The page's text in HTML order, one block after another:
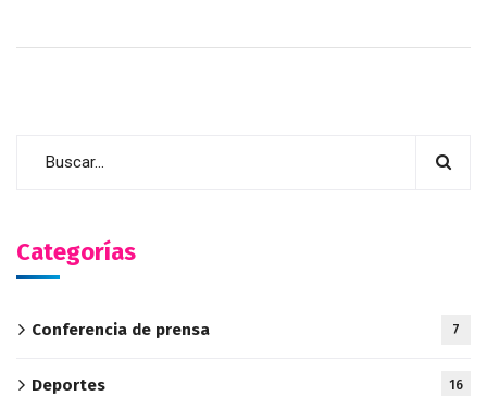
Categorías
Conferencia de prensa 7
Deportes 16